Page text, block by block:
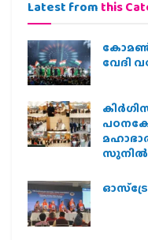
Latest from this
കോമൺ
വേദി
സുനില്‍